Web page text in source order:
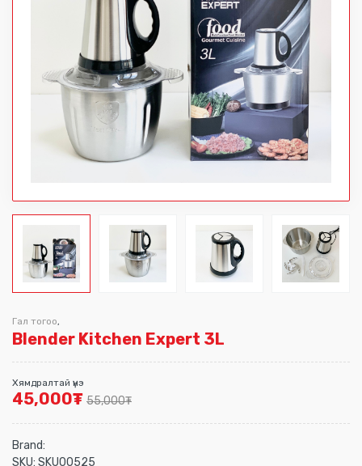
Гал тогоо,
Blender Kitchen Expert 3L
Хямдралтай үнэ
45,000₮ 55,000₮
Brand:
SKU: SKU00525